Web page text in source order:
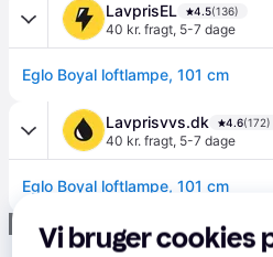
LavprisEL 4.5(136)
40 kr. fragt, 5-7 dage
Eglo Boyal loftlampe, 101 cm
Lavprisvvs.dk 4.6(172)
40 kr. fragt, 5-7 dage
Eglo Boyal loftlampe, 101 cm
Annonce
Vi bruger cookies